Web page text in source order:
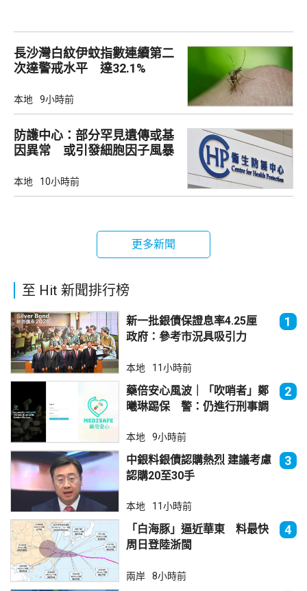
長沙灣白紋伊蚊指數連續第二
次達警戒水平 達32.1%
本地 9小時前
防護中心：部分罕見遺傳或基
因異常 或引發細胞因子風暴
本地 10小時前
更多新聞
至 Hit 新聞排行榜
新一批銀債保證息率4.25厘
政府：參考市況具吸引力
1
本地 11小時前
藥倍安心風波｜「吹哨者」鄭
曦琳踢保 警：仍進行刑事調
2
本地 9小時前
中銀料銀債認購熱烈 建議考慮
認購20至30手
3
本地 11小時前
「白海豚」逼近華東 料最快
周日登陸浙閩
4
兩岸 8小時前